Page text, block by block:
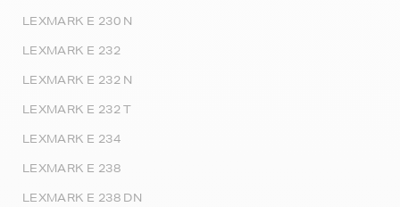
LEXMARK E 230 N
LEXMARK E 232
LEXMARK E 232 N
LEXMARK E 232 T
LEXMARK E 234
LEXMARK E 238
LEXMARK E 238 DN